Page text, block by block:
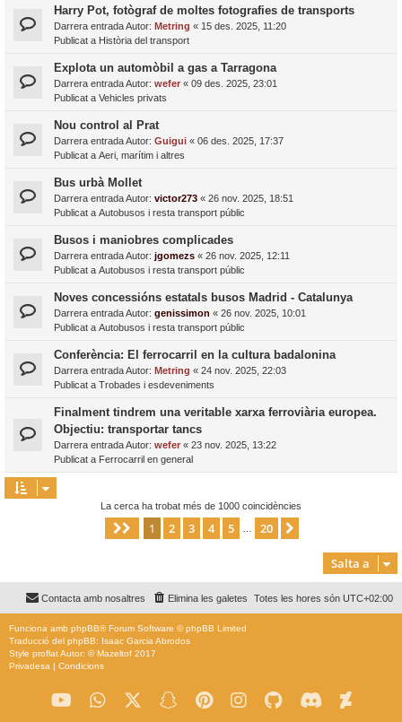
Harry Pot, fotògraf de moltes fotografies de transports
Darrera entrada Autor: Metring « 15 des. 2025, 11:20
Publicat a Història del transport
Explota un automòbil a gas a Tarragona
Darrera entrada Autor: wefer « 09 des. 2025, 23:01
Publicat a Vehicles privats
Nou control al Prat
Darrera entrada Autor: Guigui « 06 des. 2025, 17:37
Publicat a Aeri, marítim i altres
Bus urbà Mollet
Darrera entrada Autor: victor273 « 26 nov. 2025, 18:51
Publicat a Autobusos i resta transport públic
Busos i maniobres complicades
Darrera entrada Autor: jgomezs « 26 nov. 2025, 12:11
Publicat a Autobusos i resta transport públic
Noves concessións estatals busos Madrid - Catalunya
Darrera entrada Autor: genissimon « 26 nov. 2025, 10:01
Publicat a Autobusos i resta transport públic
Conferència: El ferrocarril en la cultura badalonina
Darrera entrada Autor: Metring « 24 nov. 2025, 22:03
Publicat a Trobades i esdeveniments
Finalment tindrem una veritable xarxa ferroviària europea.
Objectiu: transportar tancs
Darrera entrada Autor: wefer « 23 nov. 2025, 13:22
Publicat a Ferrocarril en general
La cerca ha trobat més de 1000 coincidències
Pàgina de 20
1 2 3 4 5 20
Salta a
Totes les hores són UTC+02:00
Elimina les galetes
Contacta amb nosaltres
Funciona amb phpBB® Forum Software © phpBB Limited
Traducció del phpBB: Isaac Garcia Abrodos
Style proflatAutor: ©Mazeltof 2017
Privadesa | Condicions